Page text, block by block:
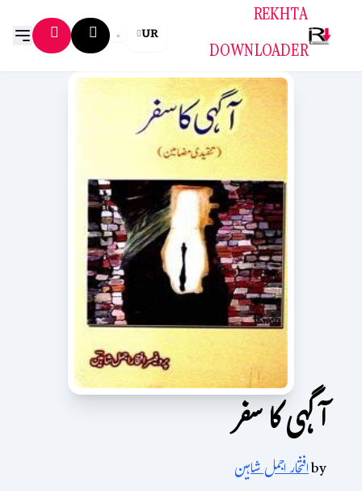
REKHTA
DOWNLOADER
UR
آگہی کا سفر
byافتخار اجمل شاہین